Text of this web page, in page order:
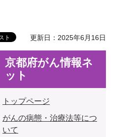
更新日：2025年6月16日
京都府がん情報ネ
ット
トップページ
がんの病態・治療法等につ
いて